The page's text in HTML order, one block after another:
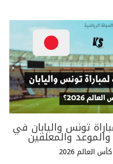
تونس واليابان في
كأس العالم 2026